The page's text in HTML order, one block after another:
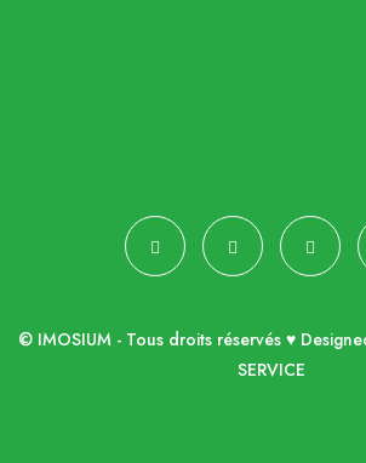
© IMOSIUM - Tous droits réservés ♥
SERVICE